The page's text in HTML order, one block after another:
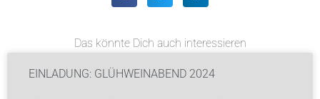
Das könnte Dich auch interessieren
EINLADUNG: GLÜHWEINABEND 2024